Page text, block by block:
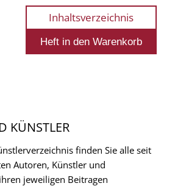
Inhaltsverzeichnis
KÜNSTLER
finden Sie alle seit
Autoren, Künstler und
jeweiligen Beitragen